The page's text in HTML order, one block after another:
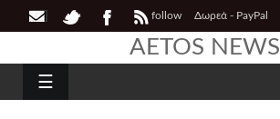
follow Δωρεά - PayPal
AETOS NEWS
☰